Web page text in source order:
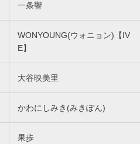
一条響
WONYOUNG(ウォニョン)【IV
E】
大谷映美里
かわにしみき(みきぽん)
果歩